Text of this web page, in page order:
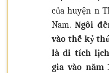
của huyện n
Nam. Ngôi
vào thế kỷ
là di tích lịch
gia vào năm